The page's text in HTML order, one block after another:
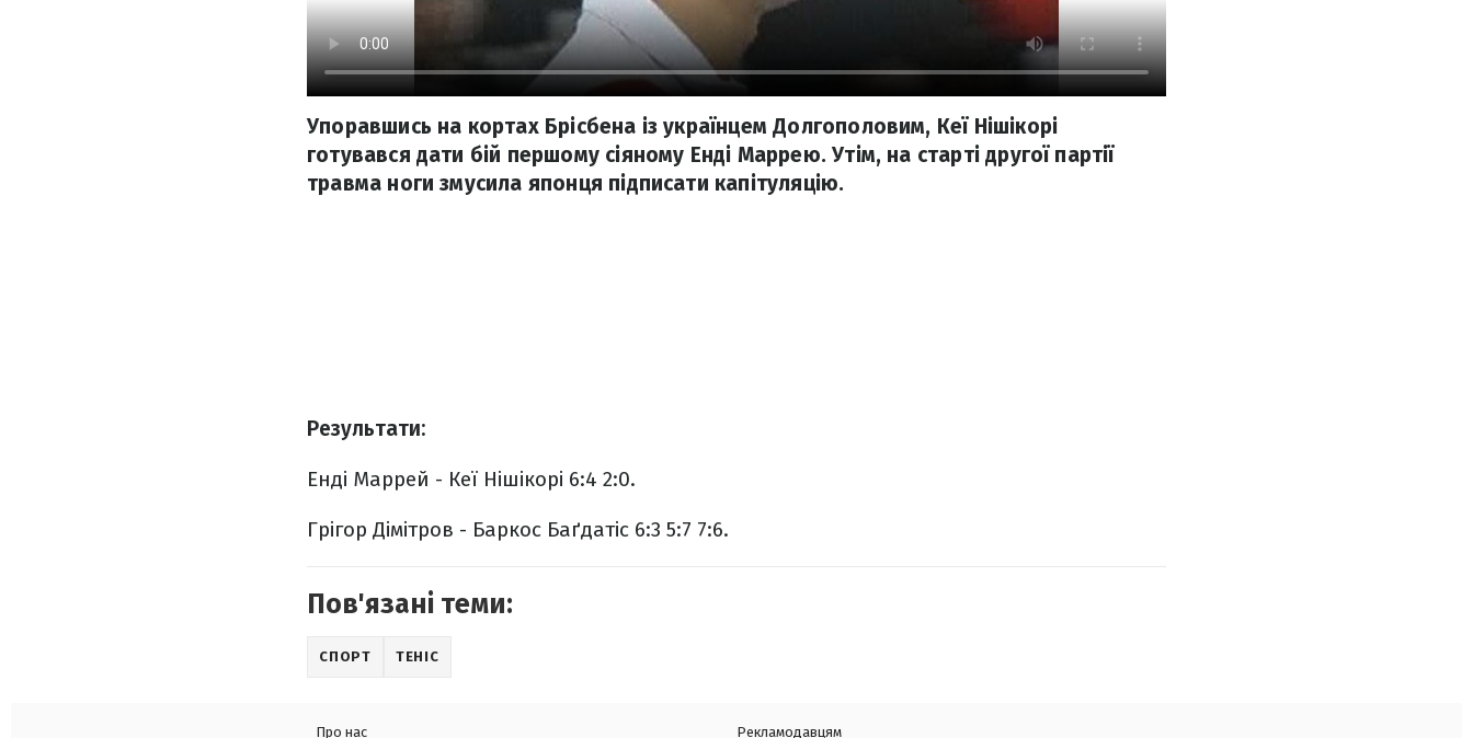
Упоравшись на кортах Брісбена із українцем Долгополовим, Кеї Нішікорі
готувався дати бій першому сіяному Енді Маррею. Утім, на старті другої партії
травма ноги змусила японця підписати капітуляцію.
Результати:
Енді Маррей - Кеї Нішікорі 6:4 2:0.
Грігор Дімітров - Баркос Баґдатіс 6:3 5:7 7:6.
Пов'язані теми:
СПОРТ ТЕНІС
Про нас Рекламодавцям